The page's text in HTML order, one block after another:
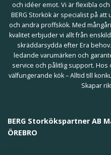
och idéer emot. Vi är flexibla
BERG Storkök är specialist på
och andra proffskök. Med
kvalitet erbjuder vi allt från
skräddarsydda efter Era
ledande varumärken och
service och pålitlig support.
välfungerande kök – Alltid till
Skapar
BERG Storkökspartner AB
ÖREBRO